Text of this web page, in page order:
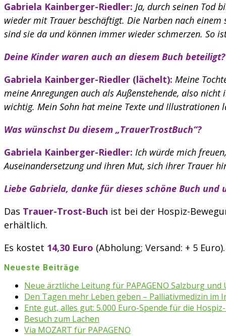
Gabriela Kainberger-Riedler: Ja, durch seinen Tod
wieder mit Trauer beschäftigt. Die Narben nach
sind sie da und können immer wieder schmerzen. So
Deine Kinder waren auch an diesem Buch beteiligt?
Gabriela Kainberger-Riedler (lächelt): Meine
meine Anregungen auch als Außenstehende, also
wichtig. Mein Sohn hat meine Texte und
Was wünschst Du diesem „TrauerTrostBuch“?
Gabriela Kainberger-Riedler: Ich würde mich
Auseinandersetzung und ihren Mut, sich ihrer Trauer
Liebe Gabriela, danke für dieses schöne Buch und
Das Trauer-Trost-Buch ist bei der Hospiz-
erhältlich.
Es kostet 14,30 Euro (Abholung; Versand: + 5 Euro).
Neueste Beiträge
Neue ärztliche Leitung für PAPAGENO Salzburg und
Den Tagen mehr Leben geben – Palliativmedizin im
Ente gut, alles gut: 5.000 Euro-Spende für die
Besuch zum Lachen
Via MOZART für PAPAGENO